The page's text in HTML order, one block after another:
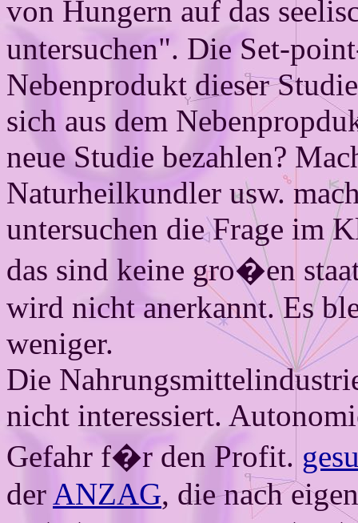
von Hungern auf das
untersuchen". Die Set-
Neben­produkt dieser
sich aus dem
neue Studie bezahlen?
Naturheil­kundler usw.
untersuchen die Frage im
das sind keine gro�en
wird nicht anerkannt. Es
weniger.
Die
nicht interessiert.
Gefahr f�r den Profit.
der ANZAG, die nach